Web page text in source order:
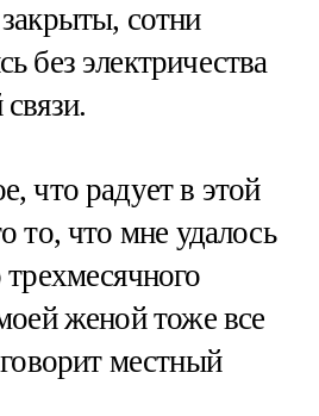
сотни
без электричества
что радует в этой
то, что мне удалось
трехмесячного
женой тоже все
местный